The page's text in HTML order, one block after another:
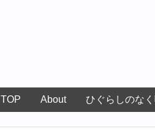
TOP About ひぐらしのな